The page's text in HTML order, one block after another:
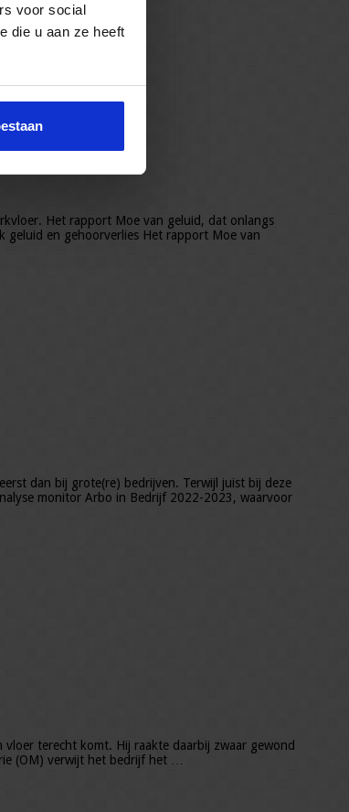
voor social
die u aan ze heeft
Het rapport Moe van geluid, dat onlangs
geluid en gehoorverlies Het rapport Moe van
dan bij grote(re) bedrijven. Terwijl juist bij deze
monitor Arbo in Bedrijf 2022-2023, waarvoor
terecht komt. Hij raakte daarbij zwaar gewond
(OM) verwijt het bedrijf het …